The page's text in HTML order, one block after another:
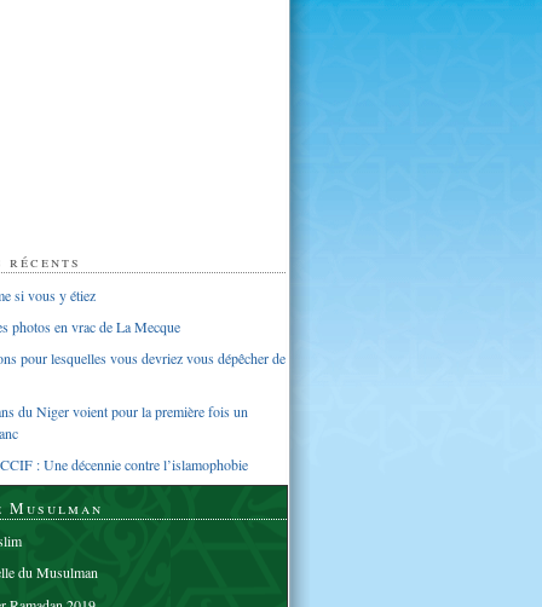
si vous y étiez
photos en vrac de La Mecque
pour lesquelles vous devriez vous dépêcher de
du Niger voient pour la première fois un
: Une décennie contre l’islamophobie
Musulman
du Musulman